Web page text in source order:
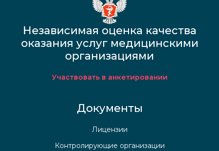
Независимая оценка качества
оказания услуг медицинскими
организациями
Участвовать в анкетировании
Документы
Лицензии
Контролирующие организации